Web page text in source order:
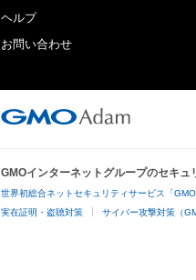
ヘルプ
お問い合わせ
GMOインターネットグループのセキュ
世界初総合ネットセキュリティサービス「GMO
実在証明・盗聴対策 サイバー攻撃対策（